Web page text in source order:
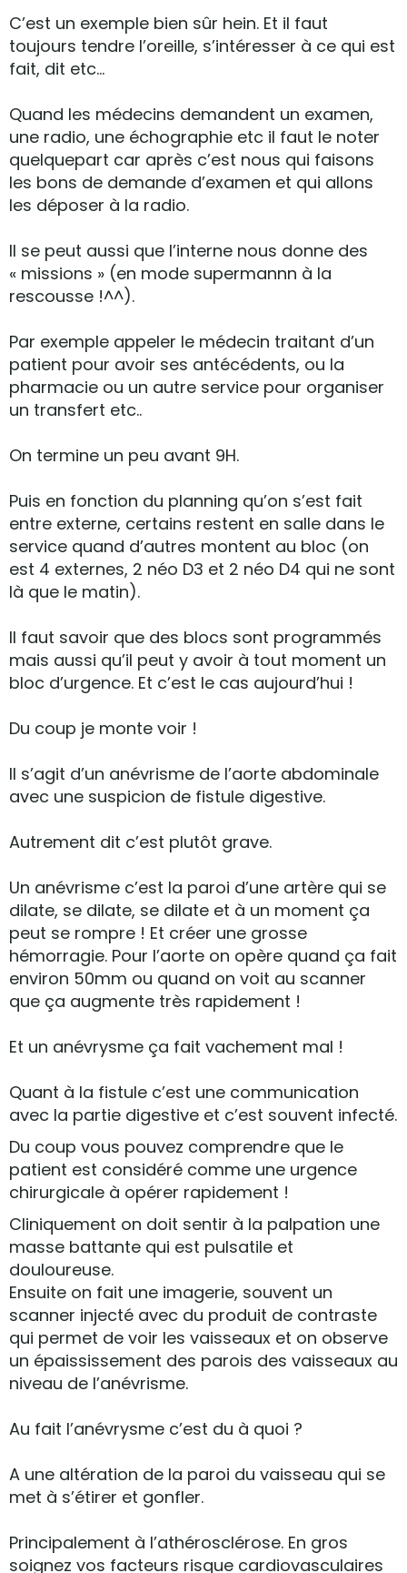
C’est un exemple bien sûr hein. Et il faut
toujours tendre l’oreille, s’intéresser à ce qui est
fait, dit etc…
Quand les médecins demandent un examen,
une radio, une échographie etc il faut le noter
quelquepart car après c’est nous qui faisons
les bons de demande d’examen et qui allons
les déposer à la radio.
Il se peut aussi que l’interne nous donne des
« missions » (en mode supermannn à la
rescousse !^^).
Par exemple appeler le médecin traitant d’un
patient pour avoir ses antécédents, ou la
pharmacie ou un autre service pour organiser
un transfert etc..
On termine un peu avant 9H.
Puis en fonction du planning qu’on s’est fait
entre externe, certains restent en salle dans le
service quand d’autres montent au bloc (on
est 4 externes, 2 néo D3 et 2 néo D4 qui ne sont
là que le matin).
Il faut savoir que des blocs sont programmés
mais aussi qu’il peut y avoir à tout moment un
bloc d’urgence. Et c’est le cas aujourd’hui !
Du coup je monte voir !
Il s’agit d’un anévrisme de l’aorte abdominale
avec une suspicion de fistule digestive.
Autrement dit c’est plutôt grave.
Un anévrisme c’est la paroi d’une artère qui se
dilate, se dilate, se dilate et à un moment ça
peut se rompre ! Et créer une grosse
hémorragie. Pour l’aorte on opère quand ça fait
environ 50mm ou quand on voit au scanner
que ça augmente très rapidement !
Et un anévrysme ça fait vachement mal !
Quant à la fistule c’est une communication
avec la partie digestive et c’est souvent infecté.
Du coup vous pouvez comprendre que le
patient est considéré comme une urgence
chirurgicale à opérer rapidement !
Cliniquement on doit sentir à la palpation une
masse battante qui est pulsatile et
douloureuse.
Ensuite on fait une imagerie, souvent un
scanner injecté avec du produit de contraste
qui permet de voir les vaisseaux et on observe
un épaississement des parois des vaisseaux au
niveau de l’anévrisme.
Au fait l’anévrysme c’est du à quoi ?
A une altération de la paroi du vaisseau qui se
met à s’étirer et gonfler.
Principalement à l’athérosclérose. En gros
soignez vos facteurs risque cardiovasculaires